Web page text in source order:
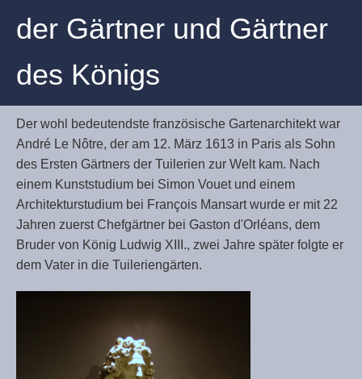
der Gärtner und Gärtner
des Königs
Der wohl bedeutendste französische Gartenarchitekt war
André Le Nôtre, der am 12. März 1613 in Paris als Sohn
des Ersten Gärtners der Tuilerien zur Welt kam. Nach
einem Kunststudium bei Simon Vouet und einem
Architekturstudium bei François Mansart wurde er mit 22
Jahren zuerst Chefgärtner bei Gaston d'Orléans, dem
Bruder von König Ludwig XIII., zwei Jahre später folgte er
dem Vater in die Tuileriengärten.